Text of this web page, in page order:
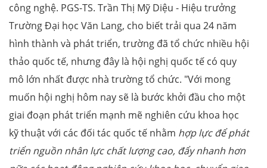
công nghệ. PGS-TS. Trần Thị Mỹ Diệu - Hiệu trưởng
Trường Đại học Văn Lang, cho biết trải qua 24 năm
hình thành và phát triển, trường đã tổ chức nhiều hội
thảo quốc tế, nhưng đây là hội nghị quốc tế có quy
mô lớn nhất được nhà trường tổ chức. "Với mong
muốn hội nghị hôm nay sẽ là bước khởi đầu cho một
giai đoạn phát triển mạnh mẽ nghiên cứu khoa học
kỹ thuật với các đối tác quốc tế nhằm hợp lực để phát
triển nguồn nhân lực chất lượng cao, đẩy nhanh hơn